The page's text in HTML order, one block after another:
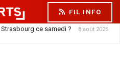
FIL INFO
ce samedi ? 8 août 2026